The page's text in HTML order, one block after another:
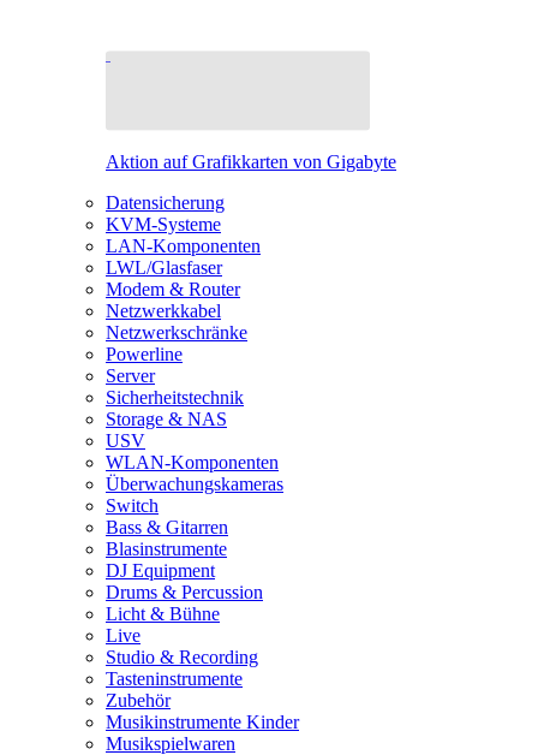
Aktion auf Grafikkarten von Gigabyte
Datensicherung
KVM-Systeme
LAN-Komponenten
LWL/Glasfaser
Modem & Router
Netzwerkkabel
Netzwerkschränke
Powerline
Server
Sicherheitstechnik
Storage & NAS
USV
WLAN-Komponenten
Überwachungskameras
Switch
Bass & Gitarren
Blasinstrumente
DJ Equipment
Drums & Percussion
Licht & Bühne
Live
Studio & Recording
Tasteninstrumente
Zubehör
Musikinstrumente Kinder
Musikspielwaren